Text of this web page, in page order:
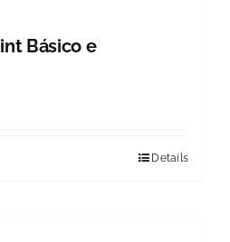
Básico e
Details